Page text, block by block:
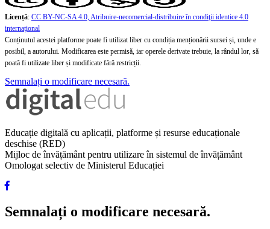
Licență: CC BY-NC-SA 4.0, Atribuire-necomercial-distribuire în condiţii identice 4.0
internațional
Conținutul acestei platforme poate fi utilizat liber cu condiția menționării sursei și, unde e
posibil, a autorului. Modificarea este permisă, iar operele derivate trebuie, la rândul lor, să
poată fi utilizate liber și modificate fără restricții.
Semnalați o modificare necesară.
Educație digitală cu aplicații, platforme și resurse educaționale
deschise (RED)
Mijloc de învățământ pentru utilizare în sistemul de învățământ
Omologat selectiv de Ministerul Educației
Semnalați o modificare necesară.